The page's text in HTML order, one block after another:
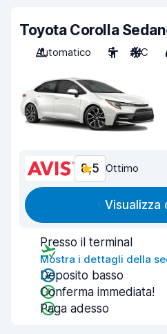
Toyota Corolla Sedan
Automatico
5 A/C
8,5 Ottimo
Visualizza
Presso il terminal
Mostra i dettagli della
Deposito basso
Conferma immediata!
Paga adesso